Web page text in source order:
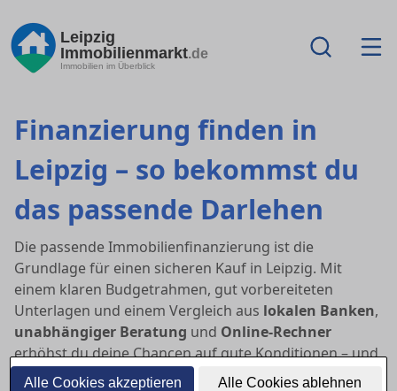
Alle Cookies akzeptieren Alle Cookies ablehnen
Leipzig
Immobilienmarkt.de
Immobilien im Überblick
Finanzierung finden in
Leipzig – so bekommst du
das passende Darlehen
Die passende Immobilienfinanzierung ist die
Grundlage für einen sicheren Kauf in Leipzig. Mit
einem klaren Budgetrahmen, gut vorbereiteten
Unterlagen und einem Vergleich aus lokalen Banken,
unabhängiger Beratung und Online-Rechner
erhöhst du deine Chancen auf gute Konditionen – und
auf eine schnelle Zusage.